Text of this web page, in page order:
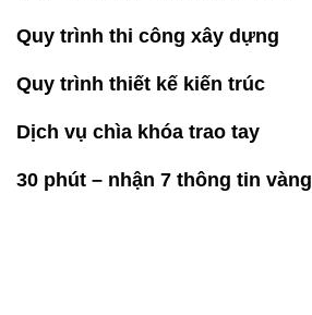
Quy trình thi công xây dựng
Quy trình thiết kế kiến trúc
Dịch vụ chìa khóa trao tay
30 phút – nhận 7 thông tin vàng